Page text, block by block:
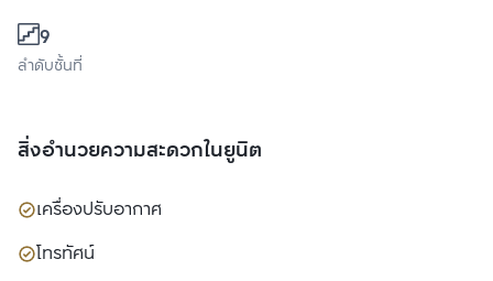
9
ลำดับชั้นที่
สิ่งอำนวยความสะดวกในยูนิต
เครื่องปรับอากาศ
โทรทัศน์